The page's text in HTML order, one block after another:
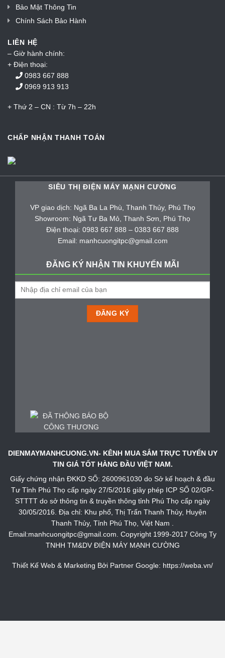
Bảo Mật Thông Tin
Chính Sách Bảo Hành
LIÊN HỆ
– Giờ hành chính:
+ Điện thoại:
0983 667 888
0969 913 913
+ Thứ 2 – CN : Từ 7h – 22h
CHẤP NHẬN THANH TOÁN
SIÊU THỊ ĐIỆN MÁY MẠNH CƯỜNG
VP giao dịch: Ngã Ba La Phù, Thanh Thủy, Phú Thọ
Showroom: Ngã Tư Ba Mỏ, Thanh Sơn, Phú Thọ
Điện thoại: 0983 667 888 – 0383 667 888
Email: manhcuongitpc@gmail.com
ĐĂNG KÝ NHẬN TIN KHUYẾN MÃI
DIENMAYMANHCUONG.VN- KÊNH MUA SẮM TRỰC TUYẾN UY
TIN GIÁ TỐT HÀNG ĐẦU VIỆT NAM.
Giấy chứng nhận ĐKKD SỐ: 2600961030 do Sở kế hoạch & đầu
Tư Tỉnh Phú Thọ cấp ngày 27/5/2016 giây phép ICP SỐ 02/GP-
STTTT do sở thông tin & truyền thông tỉnh Phú Thọ cấp ngày
30/05/2016. Địa chỉ: Khu phố, Thị Trấn Thanh Thủy, Huyện
Thanh Thủy, Tỉnh Phú Thọ, Việt Nam .
Email:manhcuongitpc@gmail.com. Copyright 1999-2017 Công Ty
TNHH TM&DV ĐIỆN MÁY MẠNH CƯỜNG
Thiết Kế Web & Marketing Bởi Partner Google: https://weba.vn/